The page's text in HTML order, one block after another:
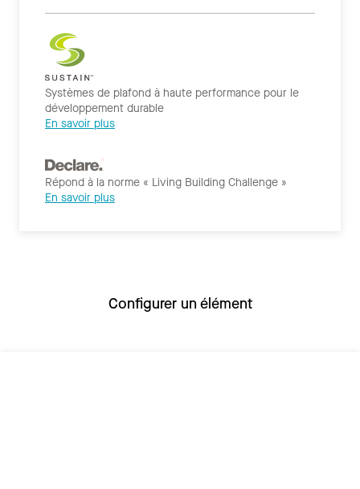
Systèmes de plafond à haute performance pour le
développement durable
En savoir plus
Répond à la norme « Living Building Challenge »
En savoir plus
Configurer un élément